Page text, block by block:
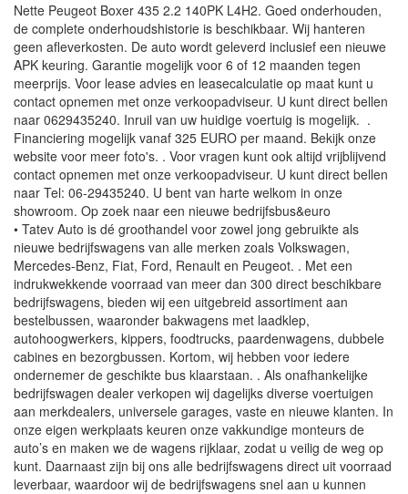
Nette Peugeot Boxer 435 2.2 140PK L4H2. Goed onderhouden,
de complete onderhoudshistorie is beschikbaar. Wij hanteren
geen afleverkosten. De auto wordt geleverd inclusief een nieuwe
APK keuring. Garantie mogelijk voor 6 of 12 maanden tegen
meerprijs. Voor lease advies en leasecalculatie op maat kunt u
contact opnemen met onze verkoopadviseur. U kunt direct bellen
naar 0629435240. Inruil van uw huidige voertuig is mogelijk. .
Financiering mogelijk vanaf 325 EURO per maand. Bekijk onze
website voor meer foto's. . Voor vragen kunt ook altijd vrijblijvend
contact opnemen met onze verkoopadviseur. U kunt direct bellen
naar Tel: 06-29435240. U bent van harte welkom in onze
showroom. Op zoek naar een nieuwe bedrijfsbus&euro
• Tatev Auto is dé groothandel voor zowel jong gebruikte als
nieuwe bedrijfswagens van alle merken zoals Volkswagen,
Mercedes-Benz, Fiat, Ford, Renault en Peugeot. . Met een
indrukwekkende voorraad van meer dan 300 direct beschikbare
bedrijfswagens, bieden wij een uitgebreid assortiment aan
bestelbussen, waaronder bakwagens met laadklep,
autohoogwerkers, kippers, foodtrucks, paardenwagens, dubbele
cabines en bezorgbussen. Kortom, wij hebben voor iedere
ondernemer de geschikte bus klaarstaan. . Als onafhankelijke
bedrijfswagen dealer verkopen wij dagelijks diverse voertuigen
aan merkdealers, universele garages, vaste en nieuwe klanten. In
onze eigen werkplaats keuren onze vakkundige monteurs de
auto’s en maken we de wagens rijklaar, zodat u veilig de weg op
kunt. Daarnaast zijn bij ons alle bedrijfswagens direct uit voorraad
leverbaar, waardoor wij de bedrijfswagens snel aan u kunnen